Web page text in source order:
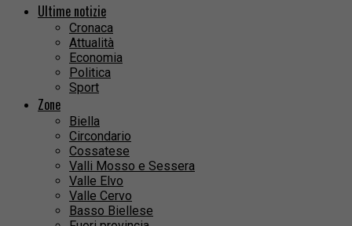
Ultime notizie
Cronaca
Attualità
Economia
Politica
Sport
Zone
Biella
Circondario
Cossatese
Valli Mosso e Sessera
Valle Elvo
Valle Cervo
Basso Biellese